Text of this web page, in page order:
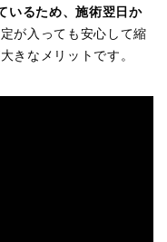
いるため、施術翌日か
が入っても安心して縮
きなメリットです。